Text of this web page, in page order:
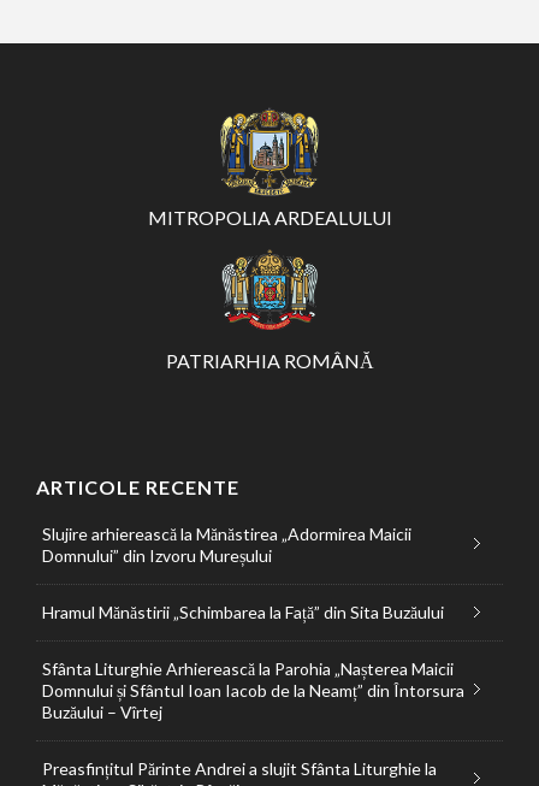
MITROPOLIA ARDEALULUI
PATRIARHIA ROMÂNĂ
ARTICOLE RECENTE
Slujire arhierească la Mănăstirea „Adormirea Maicii
Domnului” din Izvoru Mureșului
Hramul Mănăstirii „Schimbarea la Față” din Sita Buzăului
Sfânta Liturghie Arhierească la Parohia „Nașterea Maicii
Domnului și Sfântul Ioan Iacob de la Neamț” din Întorsura
Buzăului – Vîrtej
Preasfințitul Părinte Andrei a slujit Sfânta Liturghie la